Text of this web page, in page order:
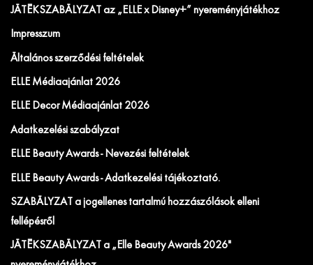
JÁTÉKSZABÁLYZAT az „ELLE x Disney+” nyereményjátékhoz
Impresszum
Általános szerződési feltételek
ELLE Médiaajánlat 2026
ELLE Decor Médiaajánlat 2026
Adatkezelési szabályzat
ELLE Beauty Awards - Nevezési feltételek
ELLE Beauty Awards - Adatkezelési tájékoztató.
SZABÁLYZAT a jogellenes tartalmú hozzászólások elleni
fellépésről
JÁTÉKSZABÁLYZAT a „Elle Beauty Awards 2026"